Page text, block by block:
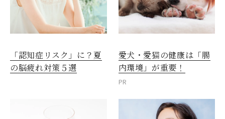
「認知症リスク」に？夏
の脳疲れ対策５選
愛犬・愛猫の健康は「腸
内環境」が重要！
PR